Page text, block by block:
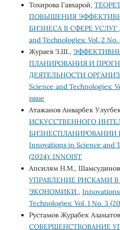
Тохирова Гавхарой,
ПОВЫШЕНИЯ
БИЗНЕСА В СФЕРЕ УСЛУГ ,
and Technologies: Vol. 2
Жураев З.Ш.,
ПЛАНИРОВАНИЯ И
ДЕЯТЕЛЬНОСТИ
Science and Technologies:
issue
Атажанов Анварбек
ИСКУССТВЕННОГО
БИЗНЕСПЛАНИРОВАНИИ
Innovations in Science and
(2024): INNOIST
Апсилям Н.М.,
УПРАВЛЕНИЕ РИСКАМИ
ЭКОНОМИКИ ,
Technologies: Vol. 1 No. 3
Рустамов Журабек
СОВЕРШЕНСТВОВАНИЕ